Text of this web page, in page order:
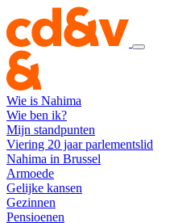
Wie is Nahima
Wie ben ik?
Mijn standpunten
Viering 20 jaar parlementslid
Nahima in Brussel
Armoede
Gelijke kansen
Gezinnen
Pensioenen